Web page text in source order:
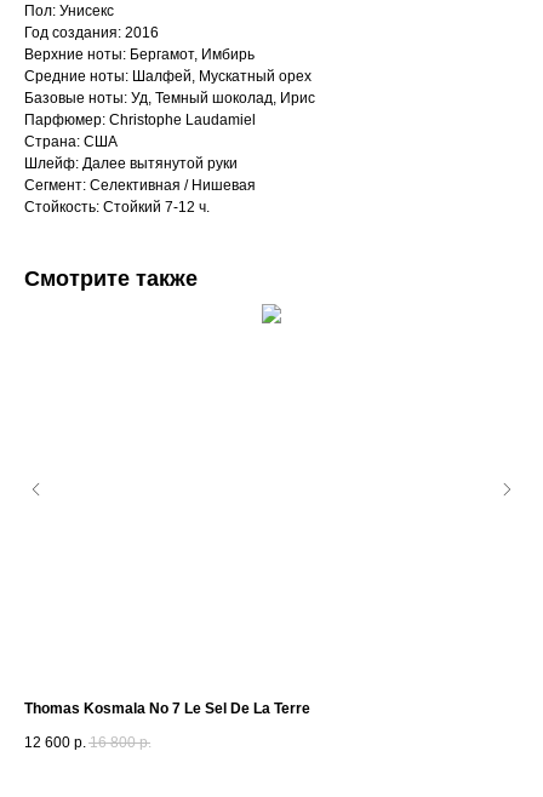
Пол: Унисекс
Год создания: 2016
Верхние ноты: Бергамот, Имбирь
Средние ноты: Шалфей, Мускатный орех
Базовые ноты: Уд, Темный шоколад, Ирис
Парфюмер: Christophe Laudamiel
Страна: США
Шлейф: Далее вытянутой руки
Сегмент: Селективная / Нишевая
Стойкость: Стойкий 7-12 ч.
Смотрите также
Thomas Kosmala No 7 Le Sel De La Terre
12 600 р. 16 800 р.